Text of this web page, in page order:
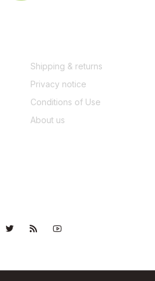
Shipping & returns
Privacy notice
Conditions of Use
About us